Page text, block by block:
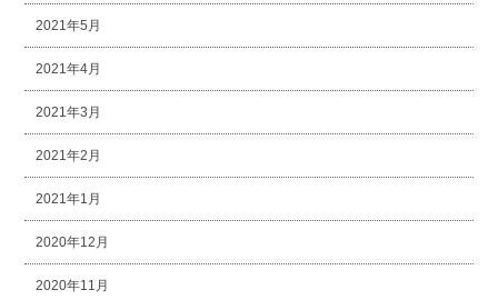
2021年5月
2021年4月
2021年3月
2021年2月
2021年1月
2020年12月
2020年11月